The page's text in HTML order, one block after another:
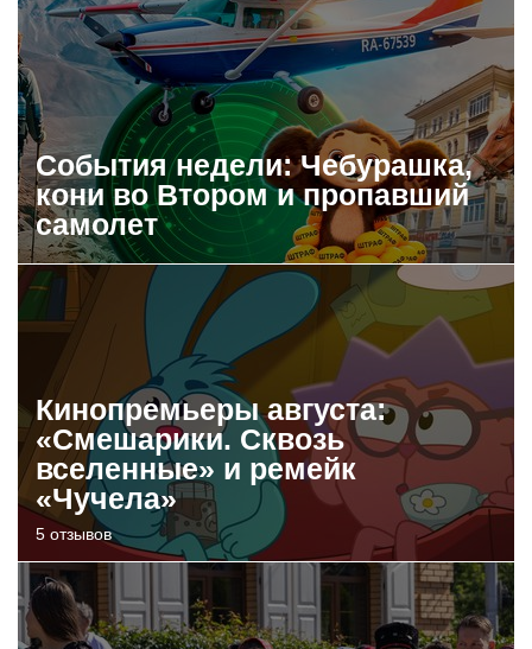
События недели: Чебурашка,
кони во Втором и пропавший
самолет
Кинопремьеры августа:
«Смешарики. Сквозь
вселенные» и ремейк
«Чучела»
5 отзывов